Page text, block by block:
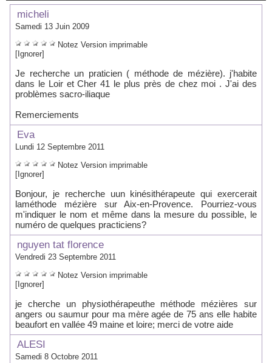
micheli
Samedi 13 Juin 2009
Notez Version imprimable
[Ignorer]
Je recherche un praticien ( méthode de mézière). j'habite
dans le Loir et Cher 41 le plus près de chez moi . J'ai des
problèmes sacro-iliaque
Remerciements
Eva
Lundi 12 Septembre 2011
Notez Version imprimable
[Ignorer]
Bonjour, je recherche uun kinésithérapeute qui exercerait
laméthode mézière sur Aix-en-Provence. Pourriez-vous
m'indiquer le nom et même dans la mesure du possible, le
numéro de quelques practiciens?
nguyen tat florence
Vendredi 23 Septembre 2011
Notez Version imprimable
[Ignorer]
je cherche un physiothérapeuthe méthode mézières sur
angers ou saumur pour ma mère agée de 75 ans elle habite
beaufort en vallée 49 maine et loire; merci de votre aide
ALESI
Samedi 8 Octobre 2011